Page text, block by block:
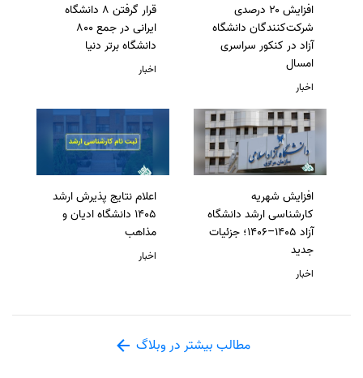
افزایش ۲۰ درصدی
شرکت‌کنندگان دانشگاه
آزاد در کنکور سراسری
امسال
اخبار
قرار گرفتن 8 دانشگاه
ایرانی در جمع 800
دانشگاه برتر دنیا
اخبار
افزایش شهریه
کارشناسی ارشد دانشگاه
آزاد 1405–1406؛ جزئیات
جدید
اخبار
اعلام نتایج پذیرش ارشد
1405 دانشگاه ادیان و
مذاهب
اخبار
مطالب بیشتر در وبلاگ